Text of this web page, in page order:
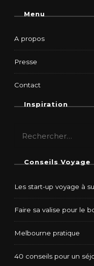
Menu
A propos
Presse
Contact
Inspiration
Conseils Voyage
Les start-up voyage à
Faire sa valise pour le
Melbourne pratique
40 conseils pour un